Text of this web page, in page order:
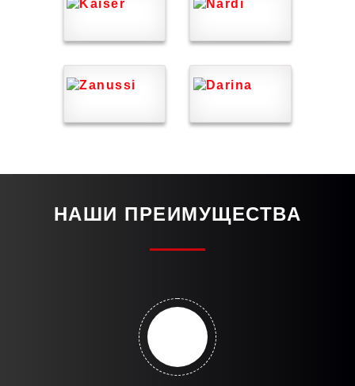
НАШИ ПРЕИМУЩЕСТВА